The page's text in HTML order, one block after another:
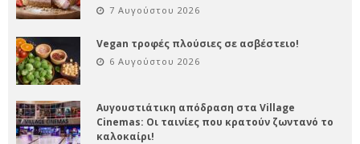
7 Αυγούστου 2026
Vegan τροφές πλούσιες σε ασβέστειο!
6 Αυγούστου 2026
Αυγουστιάτικη απόδραση στα Village
Cinemas: Οι ταινίες που κρατούν ζωντανό το
καλοκαίρι!